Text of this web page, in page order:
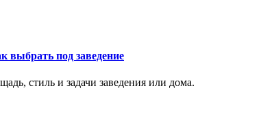
под заведение
стиль и задачи заведения или дома.